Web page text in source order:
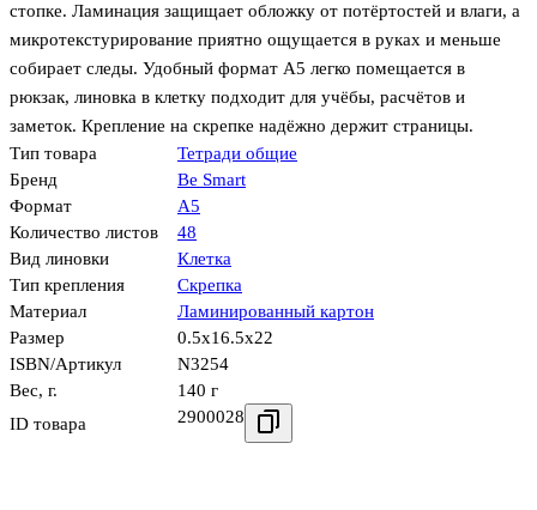
стопке. Ламинация защищает обложку от потёртостей и влаги, а
микротекстурирование приятно ощущается в руках и меньше
собирает следы. Удобный формат A5 легко помещается в
рюкзак, линовка в клетку подходит для учёбы, расчётов и
заметок. Крепление на скрепке надёжно держит страницы.
Тип товара
Тетради общие
Бренд
Be Smart
Формат
А5
Количество листов
48
Вид линовки
Клетка
Тип крепления
Скрепка
Материал
Ламинированный картон
Размер
0.5x16.5x22
ISBN/Артикул
N3254
Вес, г.
140 г
ID товара
2900028